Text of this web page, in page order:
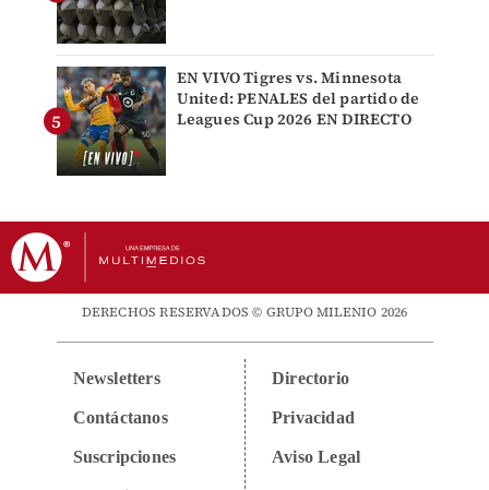
EN VIVO Tigres vs. Minnesota
United: PENALES del partido de
Leagues Cup 2026 EN DIRECTO
DERECHOS RESERVADOS © GRUPO MILENIO 2026
Newsletters
Contáctanos
Suscripciones
Directorio
Privacidad
Aviso Legal